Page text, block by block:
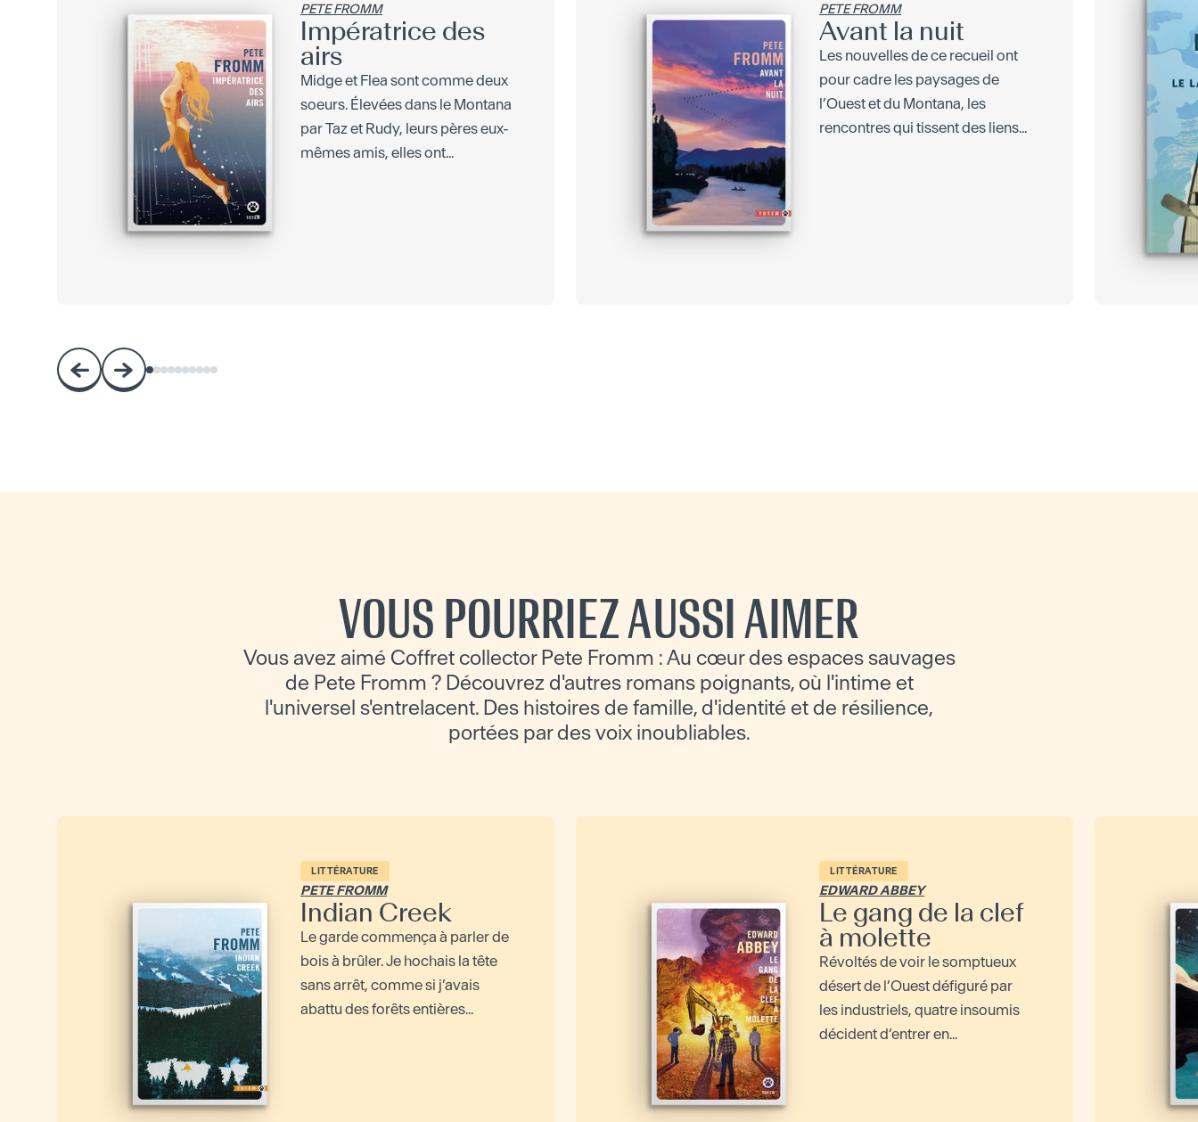
PETE FROMM
Impératrice des
airs
Midge et Flea sont comme deux
soeurs. Élevées dans le Montana
par Taz et Rudy, leurs pères eux-
mêmes amis, elles ont...
PETE FROMM
Avant la nuit
Les nouvelles de ce recueil ont
pour cadre les paysages de
l’Ouest et du Montana, les
rencontres qui tissent des liens...
VOUS POURRIEZ AUSSI AIMER
Vous avez aimé Coffret collector Pete Fromm : Au cœur des espaces sauvages
de Pete Fromm ? Découvrez d'autres romans poignants, où l'intime et
l'universel s'entrelacent. Des histoires de famille, d'identité et de résilience,
portées par des voix inoubliables.
LITTÉRATURE
PETE FROMM
Indian Creek
Le garde commença à parler de
bois à brûler. Je hochais la tête
sans arrêt, comme si j’avais
abattu des forêts entières...
LITTÉRATURE
EDWARD ABBEY
Le gang de la clef
à molette
Révoltés de voir le somptueux
désert de l’Ouest défiguré par
les industriels, quatre insoumis
décident d’entrer en...